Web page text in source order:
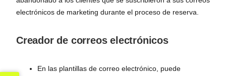
electrónicos de marketing durante el proceso de reserva.
Creador de correos electrónicos
En las plantillas de correo electrónico, puede